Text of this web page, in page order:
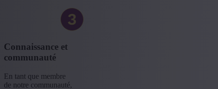
Connaissance et
communauté
En tant que membre
de notre communauté,